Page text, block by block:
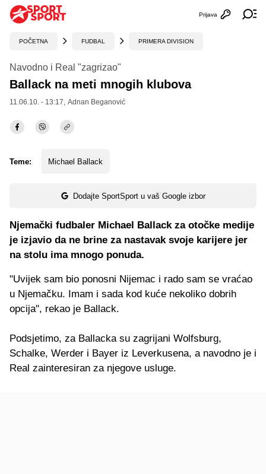
Otvori
Prijava
POČETNA FUDBAL PRIMERA DIVISION
Navodno i Real "zagrizao"
Ballack na meti mnogih klubova
11.06.10. - 13:17, Adnan Beganović
Teme: Michael Ballack
Dodajte SportSport u vaš Google izbor
Njemački fudbaler Michael Ballack za otočke medije
je izjavio da ne brine za nastavak svoje karijere jer
na stolu ima mnogo ponuda.
"Uvijek sam bio ponosni Nijemac i rado sam se vraćao
u Njemačku. Imam i sada kod kuće nekoliko dobrih
opcija", rekao je Ballack.
Podsjetimo, za Ballacka su zagrijani Wolfsburg,
Schalke, Werder i Bayer iz Leverkusena, a navodno je i
Real zainteresiran za njegove usluge.